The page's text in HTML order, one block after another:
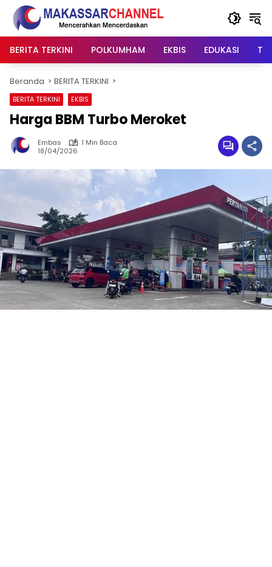
Langsung
konten
BERITA TERKINI
POLKUMHAM EKBIS EDUKASI
Beranda BERITA TERKINI
BERITA TERKINI EKBIS
Harga BBM Turbo Meroket
Embas
1 Min Baca
18/04/2026